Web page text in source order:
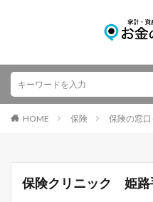
HOME 保険 保険の窓
保険クリニック 姫路